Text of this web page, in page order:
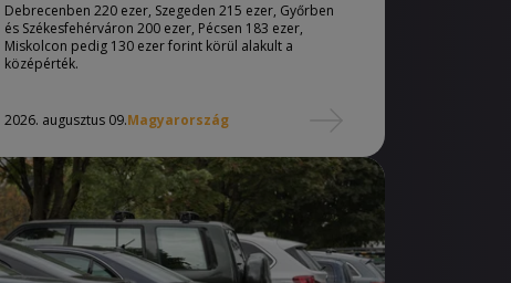
Debrecenben 220 ezer, Szegeden 215 ezer, Győrben
és Székesfehérváron 200 ezer, Pécsen 183 ezer,
Miskolcon pedig 130 ezer forint körül alakult a
középérték.
2026. augusztus 09.Magyarország